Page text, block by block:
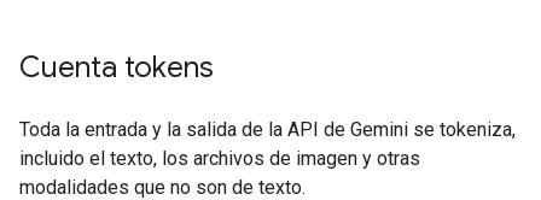
Cuenta tokens
Toda la entrada y la salida de la API de Gemini se tokeniza,
incluido el texto, los archivos de imagen y otras
modalidades que no son de texto.